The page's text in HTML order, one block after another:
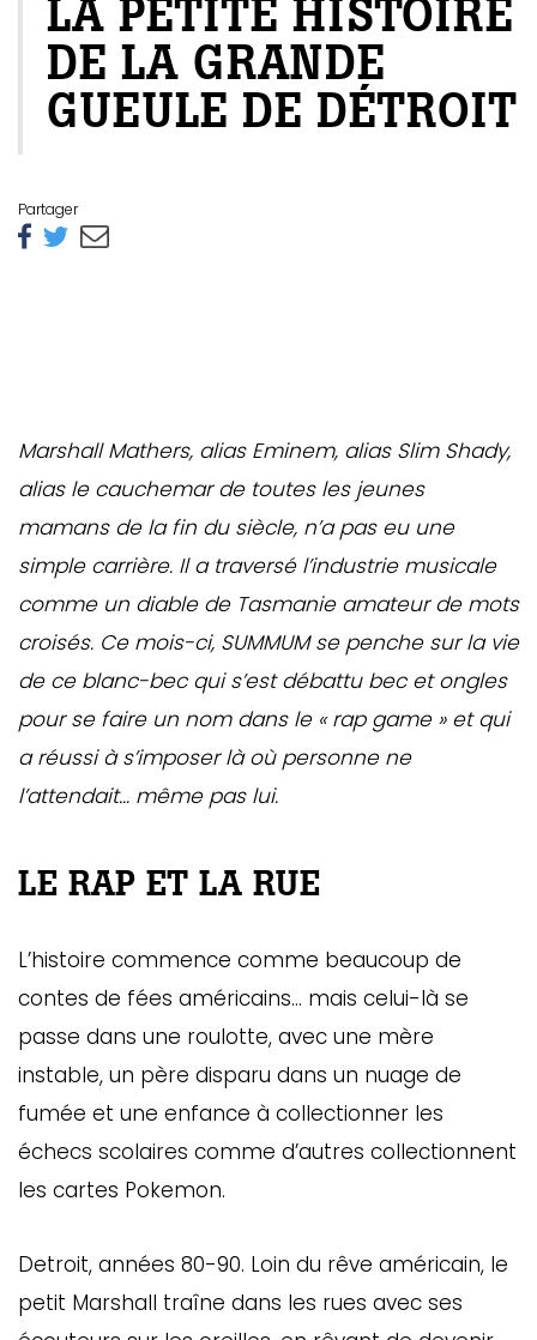
LA PETITE HISTOIRE
DE LA GRANDE
GUEULE DE DÉTROIT
Partager
Marshall Mathers, alias Eminem, alias Slim Shady,
alias le cauchemar de toutes les jeunes
mamans de la fin du siècle, n’a pas eu une
simple carrière. Il a traversé l’industrie musicale
comme un diable de Tasmanie amateur de mots
croisés. Ce mois-ci, SUMMUM se penche sur la vie
de ce blanc-bec qui s’est débattu bec et ongles
pour se faire un nom dans le « rap game » et qui
a réussi à s’imposer là où personne ne
l’attendait… même pas lui.
LE RAP ET LA RUE
L’histoire commence comme beaucoup de
contes de fées américains… mais celui-là se
passe dans une roulotte, avec une mère
instable, un père disparu dans un nuage de
fumée et une enfance à collectionner les
échecs scolaires comme d’autres collectionnent
les cartes Pokemon.
Detroit, années 80-90. Loin du rêve américain, le
petit Marshall traîne dans les rues avec ses